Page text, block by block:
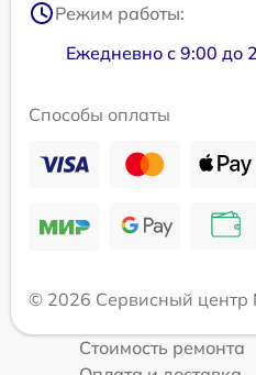
Режим работы:
Ежедневно с 9:00 до
Способы оплаты
© 2026 Сервисный центр
Стоимость ремонта